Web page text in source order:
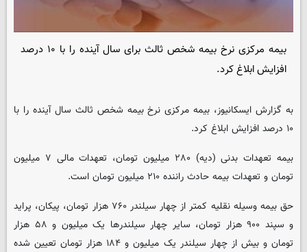
بیمه مرکزی نرخ بیمه شخص ثالث برای سال آینده را با ۱۰ درصد
افزایش ابلاغ کرد.
به گزارش ایسکانیوز، بیمه مرکزی نرخ بیمه شخص ثالث سال آینده را با
۱۰ درصد افزایش ابلاغ کرد.
بیمه تعهدات بدنی (دیه) ۲۸۰ میلیون تومان، تعهدات مالی ۷ میلیون
تومان و تعهدات بیمه حادث راننده ۲۱۰ میلیون تومان است.
حق بیمه وسیله نقلیه کمتر از چهار سیلندر ۷۶۰ هزار تومان، پیکان، پراید
و سپند ۹۰۰ هزار تومان، سایر چهار سیلندرها یک میلیون و ۵۸ هزار
تومان و بیش از چهار سیلندر یک میلیون و ۱۸۴ هزار تومان تعیین شده